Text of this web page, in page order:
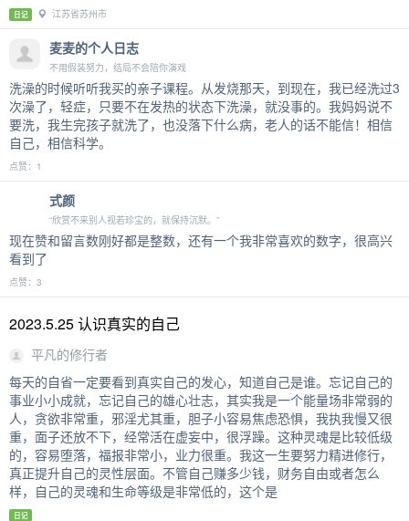
日记 江苏省苏州市
麦麦的个人日志
不用假装努力，结局不会陪你演戏
洗澡的时候听听我买的亲子课程。从发烧那天，到现在，我已经洗过3
次澡了，轻症，只要不在发热的状态下洗澡，就没事的。我妈妈说不
要洗，我生完孩子就洗了，也没落下什么病，老人的话不能信！相信
自己，相信科学。
点赞：1
式颜
“欣赏不来别人视若珍宝的，就保持沉默。”
现在赞和留言数刚好都是整数，还有一个我非常喜欢的数字，很高兴
看到了
点赞：3
2023.5.25 认识真实的自己
平凡的修行者
每天的自省一定要看到真实自己的发心，知道自己是谁。忘记自己的
事业小小成就，忘记自己的雄心壮志，其实我是一个能量场非常弱的
人，贪欲非常重，邪淫尤其重，胆子小容易焦虑恐惧，我执我慢又很
重，面子还放不下，经常活在虚妄中，很浮躁。这种灵魂是比较低级
的，容易堕落，福报非常小，业力很重。我这一生要努力精进修行，
真正提升自己的灵性层面。不管自己赚多少钱，财务自由或者怎么
样，自己的灵魂和生命等级是非常低的，这个是
日记